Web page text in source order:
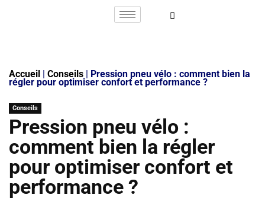
Accueil | Conseils | Pression pneu vélo : comment bien la
régler pour optimiser confort et performance ?
Conseils
Pression pneu vélo :
comment bien la régler
pour optimiser confort et
performance ?